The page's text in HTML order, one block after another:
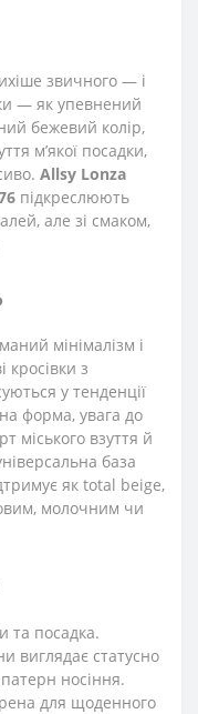
звичного — і
— як упевнений
бежевий колір,
м’якої посадки,
Allsy Lonza
підкреслюють
але зі смаком,
мінімалізм і
кросівки з
у тенденції
форма, увага до
міського взуття й
база
як total beige,
молочним чи
та посадка.
виглядає статусно
носіння.
для щоденного